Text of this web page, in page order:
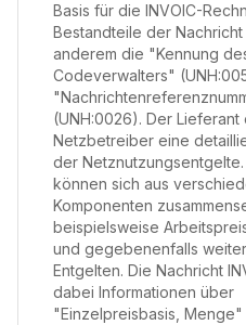
Basis für die INVOIC-
Bestandteile der
anderem die "Kennung
Codeverwalters"
(UNH:0026). Der Lieferant
Netzbetreiber eine
der
können sich aus
Komponenten
beispielsweise
und gegebenenfalls
Entgelten. Die Nachricht
dabei Informationen über
"Einzelpreisbasis, Menge"